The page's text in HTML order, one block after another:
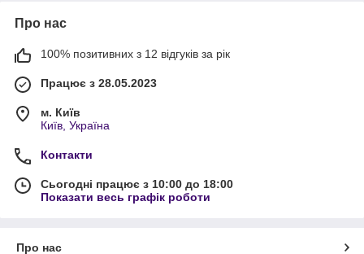
Про нас
100% позитивних з 12 відгуків за рік
Працює з 28.05.2023
м. Київ
Київ, Україна
Контакти
Сьогодні працює з 10:00 до 18:00
Показати весь графік роботи
Про нас